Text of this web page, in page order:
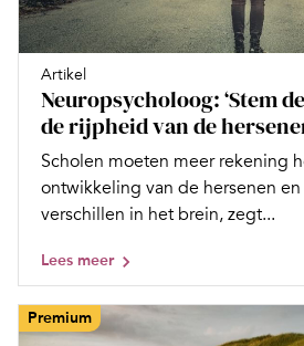
Artikel
Neuropsycholoog: ‘Stem
de rijpheid van de
Scholen moeten meer rekening
ontwikkeling van de hersenen
verschillen in het brein, zegt...
Lees meer
Premium